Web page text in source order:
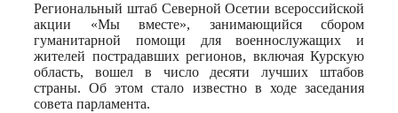
Региональный штаб Северной Осетии всероссийской
акции «Мы вместе», занимающийся сбором
гуманитарной помощи для военнослужащих и
жителей пострадавших регионов, включая Курскую
область, вошел в число десяти лучших штабов
страны. Об этом стало известно в ходе заседания
совета парламента.